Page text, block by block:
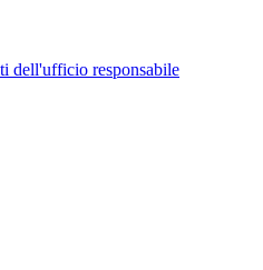
dell'ufficio responsabile